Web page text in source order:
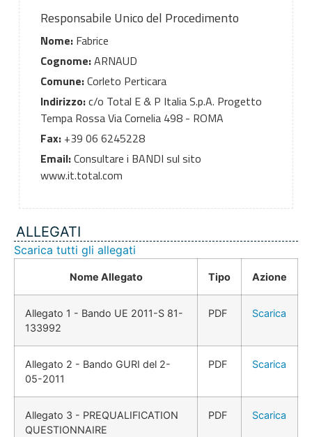
Responsabile Unico del Procedimento
Nome:Fabrice
Cognome:ARNAUD
Comune:Corleto Perticara
Indirizzo:c/o Total E & P Italia S.p.A. Progetto
Tempa Rossa Via Cornelia 498 - ROMA
Fax:+39 06 6245228
Email:Consultare i BANDI sul sito
www.it.total.com
ALLEGATI
Scarica tutti gli allegati
Nome Allegato Tipo Azione
Allegato 1 - Bando UE 2011-S 81-
133992
PDF Scarica
Allegato 2 - Bando GURI del 2-
05-2011
PDF Scarica
Allegato 3 - PREQUALIFICATION
QUESTIONNAIRE
PDF Scarica